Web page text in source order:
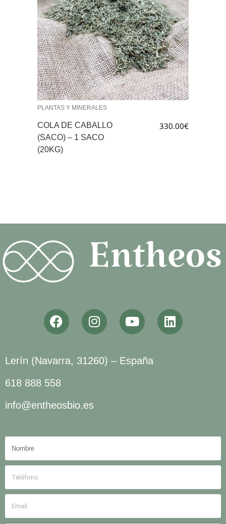
PLANTAS Y MINERALES
COLA DE CABALLO
(SACO) – 1 SACO
(20KG)
330.00€
Lerín (Navarra, 31260) – España
618 888 558
info@entheosbio.es